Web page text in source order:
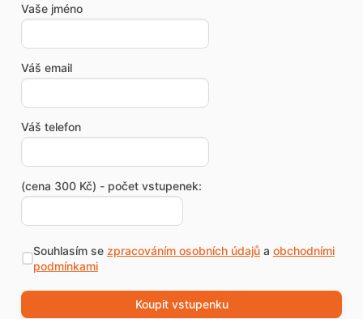
Vaše jméno
Váš email
Váš telefon
(cena 300 Kč) - počet vstupenek:
Souhlasím se zpracováním osobních údajůa obchodními
podmínkami
Koupit vstupenku